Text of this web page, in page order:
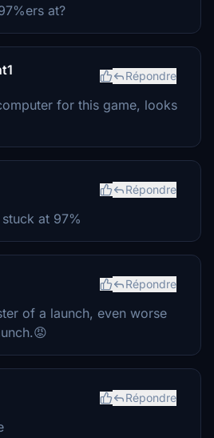
at?
Répondre
for this game, looks
Répondre
at 97%
Répondre
of a launch, even worse
Répondre